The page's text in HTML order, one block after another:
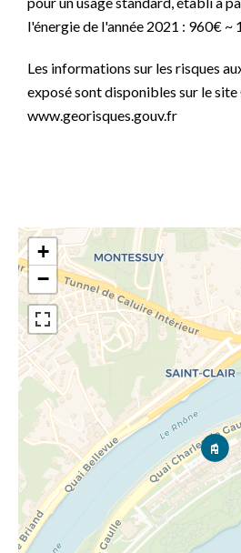
l'énergie de l'année 2021 : 960€ ~
Les informations sur les risques
exposé sont disponibles sur le site
www.georisques.gouv.fr
+
−